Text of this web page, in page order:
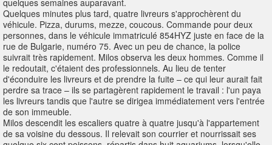
quelques semaines auparavant.
Quelques minutes plus tard, quatre livreurs s'approchèrent du
véhicule. Pizza, durums, mezze, coucous. Commande pour deux
personnes, dans le véhicule immatriculé 854HYZ juste en face de la
rue de Bulgarie, numéro 75. Avec un peu de chance, la police
suivrait très rapidement. Milos observa les deux hommes. Comme il
le redoutait, c'étaient des professionnels. Au lieu de tenter
d'éconduire les livreurs et de prendre la fuite – ce qui leur aurait fait
perdre sa trace – ils se partagèrent rapidement le travail : l'un paya
les livreurs tandis que l'autre se dirigea immédiatement vers l'entrée
de son immeuble.
Milos descendit les escaliers quatre à quatre jusqu'à l'appartement
de sa voisine du dessous. Il relevait son courrier et nourrissait ses